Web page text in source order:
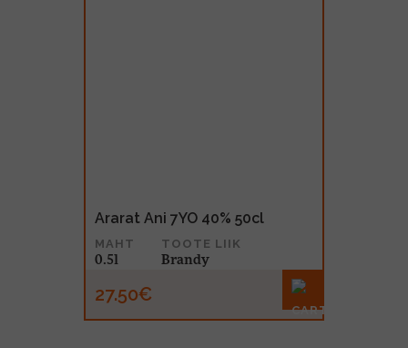
Ararat Ani 7YO 40% 50cl
MAHT
0.5l
TOOTE LIIK
Brandy
27.50€